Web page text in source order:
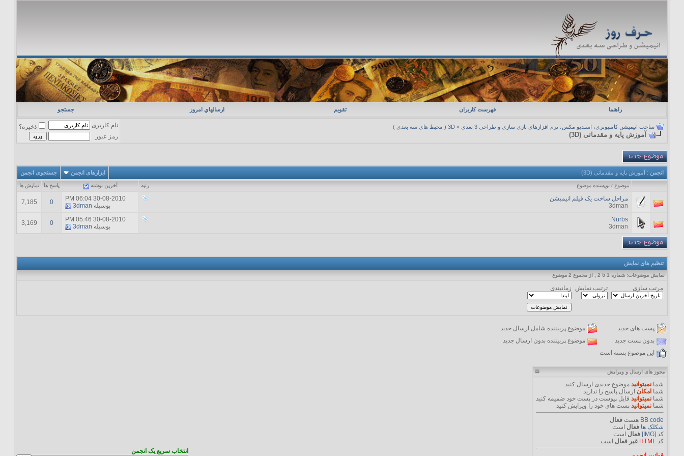
راهنما فهرست کاربران تقویم ارسالهاي امروز جستجو
ساخت انیمیشن کامپیوتری، استدیو مکس، نرم افزارهای بازی سازی و طراحی 3 بعدی > 3D ( محیط های سه بعدی )
آموزش پایه و مقدماتی (3D)
نام کاربری
ذخیره؟
رمز عبور
انجمن : آموزش پایه و مقدماتی (3D) ابزارهای انجمن جستجوی انجمن
رتبه موضوع / نویسنده موضوع آخرين نوشته پاسخ ها نمایش ها
مراحل ساخت یک فیلم انیمیشن
3dman
30-08-2010
06:04 PM
بوسیله 3dman
0
7,185
Nurbs
3dman
30-08-2010
05:46 PM
بوسیله 3dman
0
3,169
تنظیم های نمایش
نمایش موضوعات: شماره 1 تا 2 , از مجموع ‍2 موضوع
مرتب سازی ترتیب نمایش زمانبندی
پست های جدید
موضوع پربیننده شامل ارسال جدید
بدون پست جدید
موضوع پربیننده بدون ارسال جدید
این موضوع بسته است
مجوز های ارسال و ویرایش
شما نمیتوانیدموضوع جدیدی ارسال کنید
شما امکانارسال پاسخ را ندارید
شما نمیتوانیدفایل پیوست در پست خود ضمیمه کنید
شما نمیتوانیدپست های خود را ویرایش کنید
BB code هست فعال
شکلک ها فعال است
کد [IMG] فعال است
کد HTML غیر فعال است
انتخاب سریع یک انجمن